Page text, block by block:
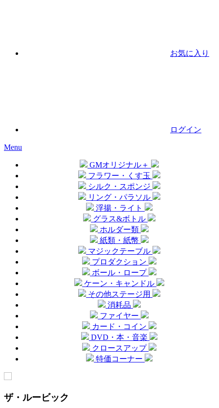
お気に入り
ログイン
Menu
GMオリジナル＋
フラワー・くす玉
シルク・スポンジ
リング・パラソル
浮揚・ライト
グラス&ボトル
ホルダー類
紙類・紙幣
マジックテーブル
プロダクション
ボール・ロープ
ケーン・キャンドル
その他ステージ用
消耗品
ファイヤー
カード・コイン
DVD・本・音楽
クロースアップ
特価コーナー
ザ・ルービック